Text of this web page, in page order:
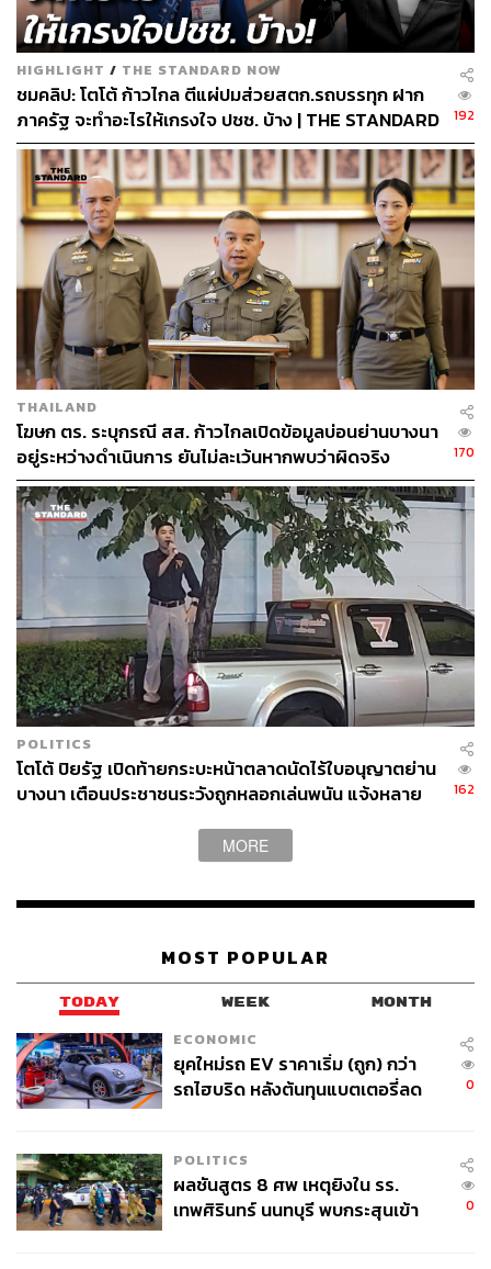
HIGHLIGHT / THE STANDARD NOW
ชมคลิป: โตโต้ ก้าวไกล ตีแผ่ปมส่วยสตก.รถบรรทุก ฝาก
ภาครัฐ จะทำอะไรให้เกรงใจ ปชช. บ้าง | THE STANDARD
NOW (HL)
192
THAILAND
โฆษก ตร. ระบุกรณี สส. ก้าวไกลเปิดข้อมูลบ่อนย่านบางนา
อยู่ระหว่างดำเนินการ ยันไม่ละเว้นหากพบว่าผิดจริง
170
POLITICS
โตโต้ ปิยรัฐ เปิดท้ายกระบะหน้าตลาดนัดไร้ใบอนุญาตย่าน
บางนา เตือนประชาชนระวังถูกหลอกเล่นพนัน แจ้งหลาย
162
MORE
MOST POPULAR
TODAY WEEK MONTH
ECONOMIC
ยุคใหม่รถ EV ราคาเริ่ม (ถูก) กว่า
รถไฮบริด หลังต้นทุนแบตเตอรี่ลด
0
POLITICS
ผลชันสูตร 8 ศพ เหตุยิงใน รร.
เทพศิรินทร์ นนทบุรี พบกระสุนเข้า
0